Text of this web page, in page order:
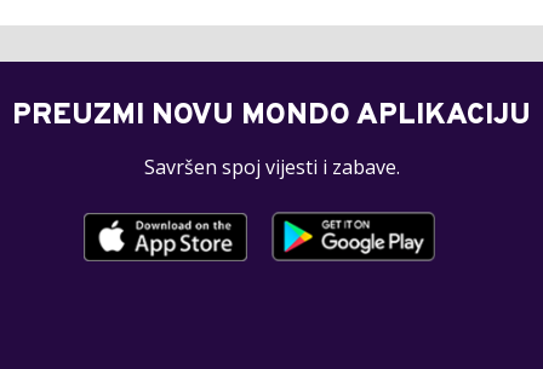
PREUZMI NOVU MONDO APLIKACIJU
Savršen spoj vijesti i zabave.